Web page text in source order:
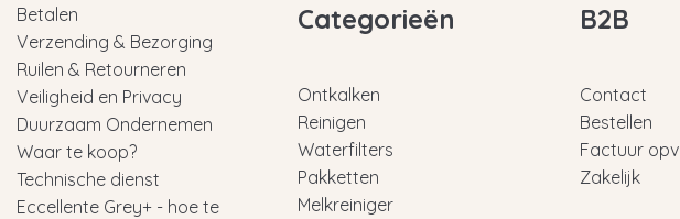
Betalen
Verzending & Bezorging
Ruilen & Retourneren
Veiligheid en Privacy
Duurzaam Ondernemen
Waar te koop?
Technische dienst
Eccellente Grey+ - hoe te
Categorieën
Ontkalken
Reinigen
Waterfilters
Pakketten
Melkreiniger
B2B
Contact
Bestellen
Factuur
Zakelijk